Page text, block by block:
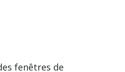
fenêtres de